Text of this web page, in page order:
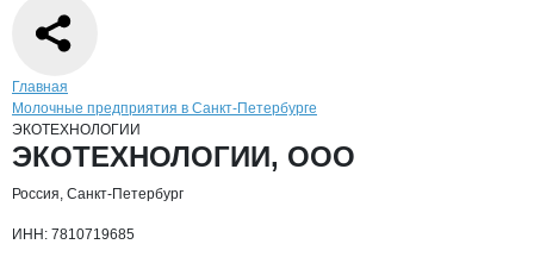
Навигация по сайту
Главная
Молочные предприятия в Санкт-Петербурге
ЭКОТЕХНОЛОГИИ
Основная информация о компании
ЭКОТЕХНОЛОГИИ, ООО
Россия, Санкт-Петербург
ИНН: 7810719685